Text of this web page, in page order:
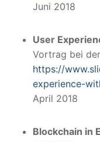
Juni 2018
User
Vortrag bei
https://
experience-
April 2018
Blockchain in